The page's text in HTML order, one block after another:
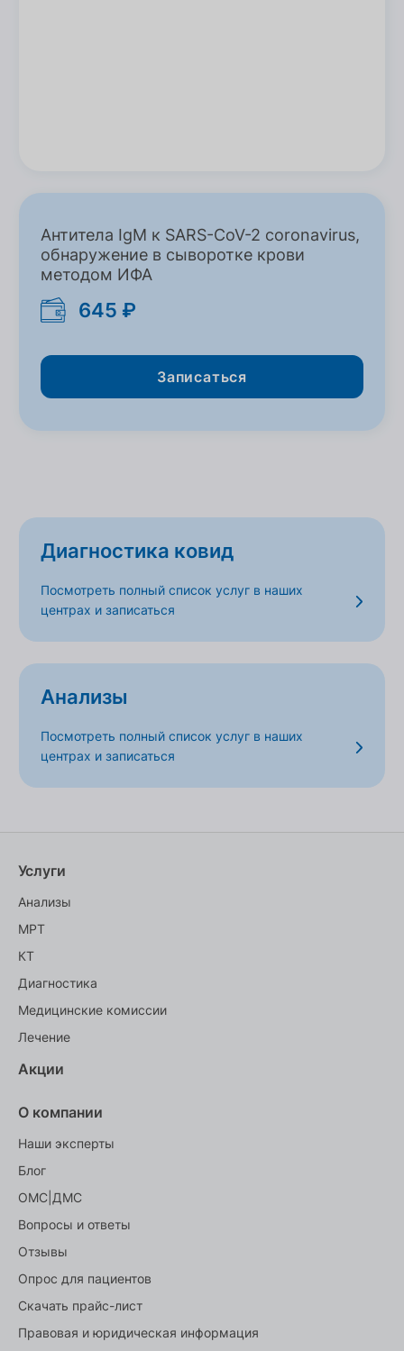
Антитела IgM к SARS-CoV-2 coronavirus,
обнаружение в сыворотке крови
методом ИФА
645 ₽
Записаться
Диагностика ковид
Посмотреть полный список услуг в наших
центрах и записаться
Анализы
Посмотреть полный список услуг в наших
центрах и записаться
Услуги
Анализы
МРТ
КТ
Диагностика
Медицинские комиссии
Лечение
Акции
О компании
Наши эксперты
Блог
ОМС|ДМС
Вопросы и ответы
Отзывы
Опрос для пациентов
Скачать прайс-лист
Правовая и юридическая информация